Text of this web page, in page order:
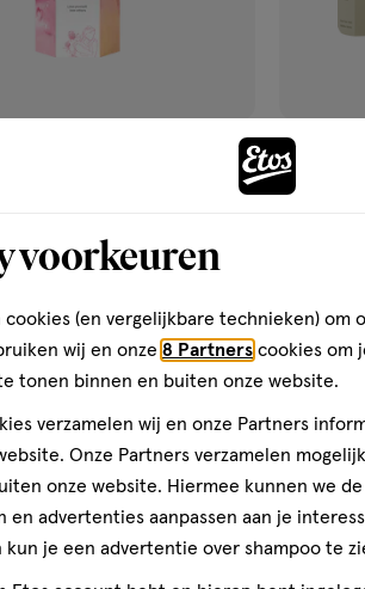
van € 9.99 voor € 7.49
49
Toevoegenverhoog aantal met één ,
Gratis bezorging vanaf €35 Gratis
voorkeuren
cookies (en vergelijkbare technieken) om
wij en onze 8 Partners cookies om
tonen binnen en buiten onze website.
verzamelen wij en onze Partners
Onze Partners verzamelen
onze website. Hiermee kunnen we
en advertenties aanpassen aan je
kun je een advertentie over shampoo te